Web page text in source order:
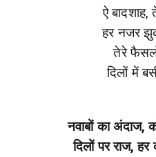
ऐ बादशाह,
हर नजर
तेरे
दिलों में
नवाबों का अंदाज,
दिलों पर राज,